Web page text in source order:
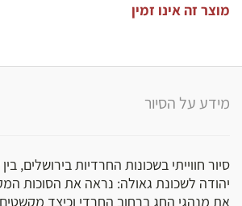
מוצר זה אינו זמין
מידע על הסיור
סיור חווייתי בשכונות החרדיות בירושלים,
יהודה לשכונת גאולה: נראה את הסוכות
את מנהגי החג ברחוב החרדי וכיצד